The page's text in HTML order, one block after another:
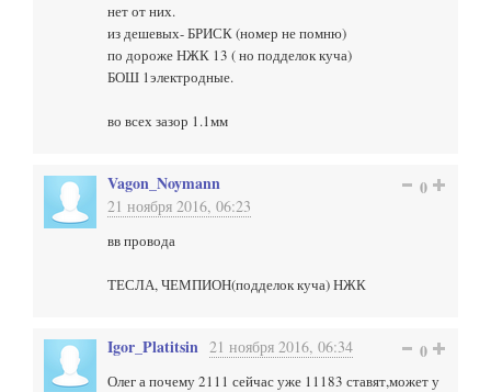
нет от них.
из дешевых- БРИСК (номер не помню)
по дороже НЖК 13 ( но подделок куча)
БОШ 1электродные.
во всех зазор 1.1мм
Vagon_Noymann
21 ноября 2016, 06:23
0
вв провода
ТЕСЛА, ЧЕМПИОН(подделок куча) НЖК
Igor_Platitsin 21 ноября 2016, 06:34 0
Олег а почему 2111 сейчас уже 11183 ставят,может у